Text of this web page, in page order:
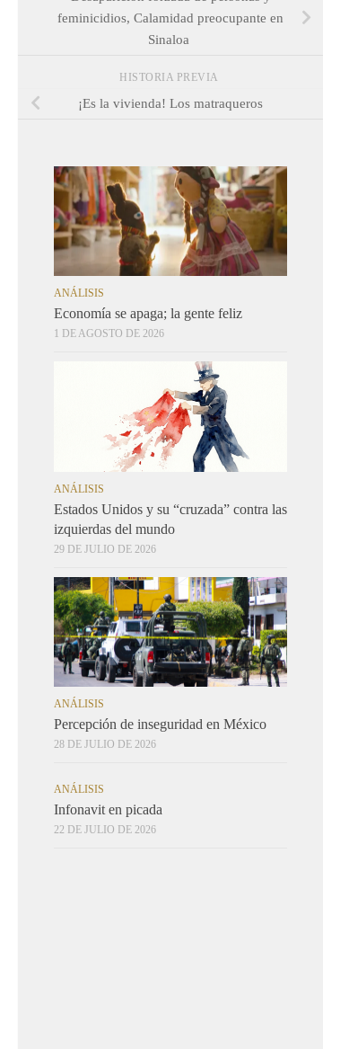
feminicidios, Calamidad preocupante en
Sinaloa
HISTORIA PREVIA
¡Es la vivienda! Los matraqueros
ANÁLISIS
Economía se apaga; la gente feliz
1 DE AGOSTO DE 2026
ANÁLISIS
Estados Unidos y su “cruzada” contra las
izquierdas del mundo
29 DE JULIO DE 2026
ANÁLISIS
Percepción de inseguridad en México
28 DE JULIO DE 2026
ANÁLISIS
Infonavit en picada
22 DE JULIO DE 2026